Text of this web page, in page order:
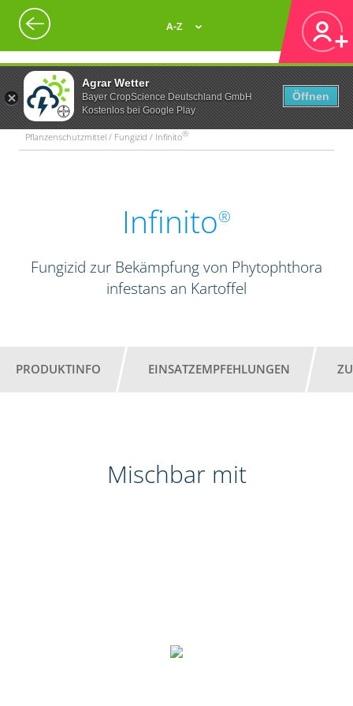
Agrar Wetter
Bayer CropScience Deutschland GmbH
Kostenlos bei Google Play
Öffnen
A-Z
Pflanzenschutzmittel / Fungizid / Infinito®
Infinito®
Fungizid zur Bekämpfung von Phytophthora
infestans an Kartoffel
PRODUKTINFO EINSATZEMPFEHLUNGEN
Mischbar mit